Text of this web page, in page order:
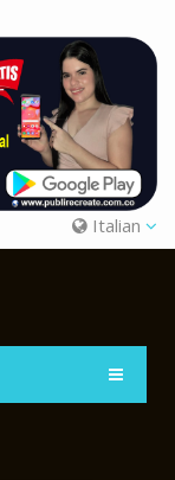
Italian